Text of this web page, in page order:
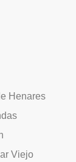
Henares
Viejo